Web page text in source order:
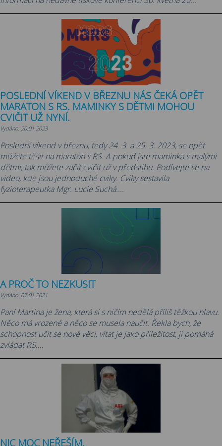
POSLEDNÍ VÍKEND V BŘEZNU NÁS ČEKÁ OPĚT
MARATON S RS. MAMINKY S DĚTMI MOHOU
CVIČIT UŽ NYNÍ.
Vydáno: 20.01.2023
Poslední víkend v březnu, tedy 24. 3. a 25. 3. 2023, se opět
můžete těšit na maraton s RS. A pokud jste maminka s malými
dětmi, tak můžete začít cvičit už v předstihu. Podívejte se na
video, kde jsou jednoduché cviky. Cviky sestavila
fyzioterapeutka Mgr. Lucie Suchá....
A PROČ TO NEZKUSIT
Vydáno: 07.01.2021
Paní Martina je žena, která si s ničím nedělá příliš těžkou hlavu.
Něco má vrozené a něco se musela naučit. Řekla bych, že
schopnost učit se nové věci, vítat je jako příležitost, jí pomáhá
zvládat RS....
NIC MOC NEŘEŠÍM.